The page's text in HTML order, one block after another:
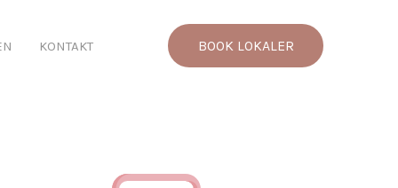
KONTAKT ​BOOK LOKALER